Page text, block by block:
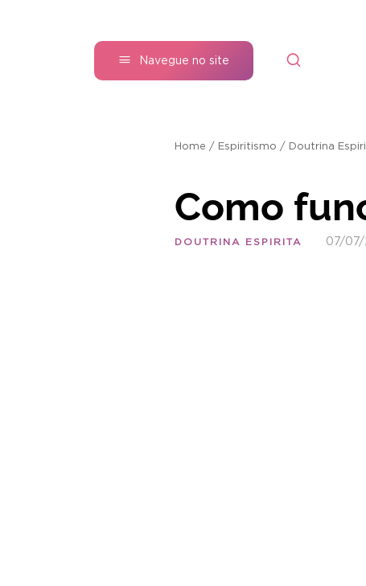
Navegue no site
Home / Espiritismo / Doutrina
Como
DOUTRINA ESPIRITA 07/07/